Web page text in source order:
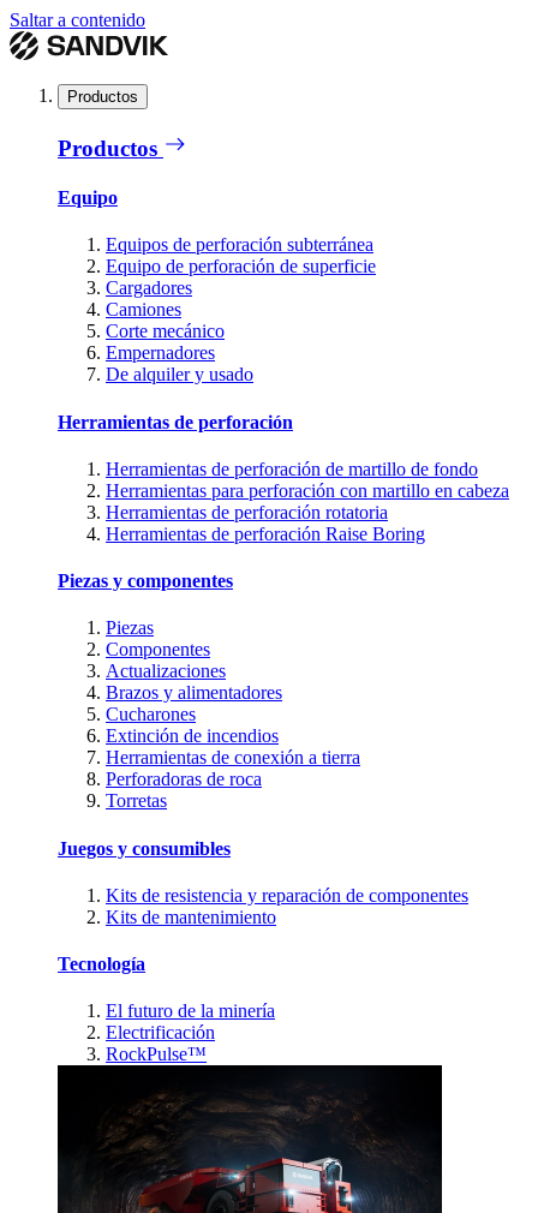
Saltar a contenido
Productos
Productos
Equipo
Equipos de perforación subterránea
Equipo de perforación de superficie
Cargadores
Camiones
Corte mecánico
Empernadores
De alquiler y usado
Herramientas de perforación
Herramientas de perforación de martillo de fondo
Herramientas para perforación con martillo en cabeza
Herramientas de perforación rotatoria
Herramientas de perforación Raise Boring
Piezas y componentes
Piezas
Componentes
Actualizaciones
Brazos y alimentadores
Cucharones
Extinción de incendios
Herramientas de conexión a tierra
Perforadoras de roca
Torretas
Juegos y consumibles
Kits de resistencia y reparación de componentes
Kits de mantenimiento
Tecnología
El futuro de la minería
Electrificación
RockPulse™